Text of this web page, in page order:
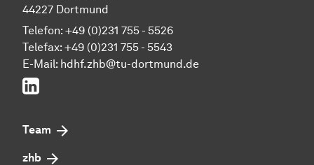
44227 Dortmund
Telefon: +49 (0)231 755 - 5526
Telefax: +49 (0)231 755 - 5543
E-Mail: hdhf.zhb@tu-dortmund.de
LinkedIn
Team
zhb